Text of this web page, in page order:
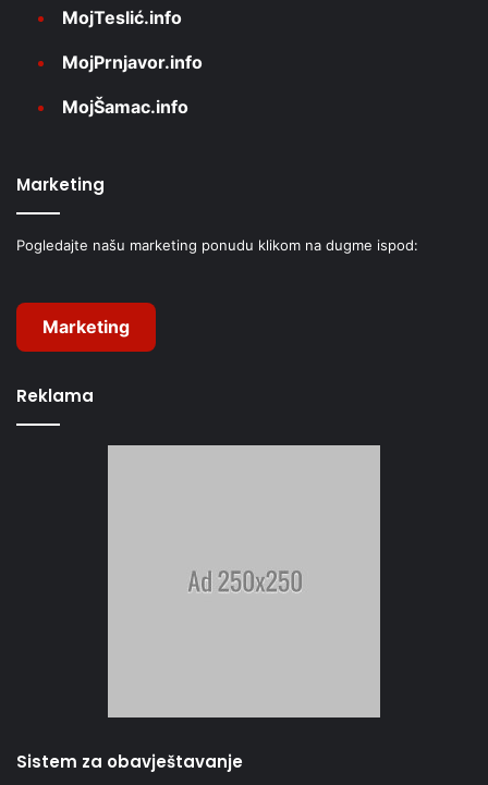
MojTeslić.info
MojPrnjavor.info
MojŠamac.info
Marketing
Pogledajte našu marketing ponudu klikom na dugme ispod:
Marketing
Reklama
Sistem za obavještavanje